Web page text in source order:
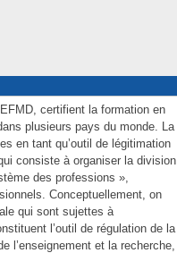
certifient la formation en
plusieurs pays du monde. La
en tant qu’outil de légitimation
consiste à organiser la division
des professions »,
Conceptuellement, on
qui sont sujettes à
l’outil de régulation de la
l’enseignement et la recherche,